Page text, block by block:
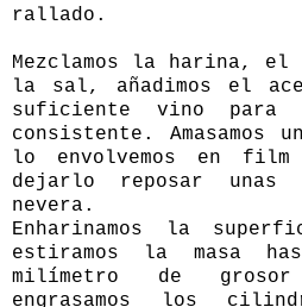
rallado.
Mezclamos la harina,
la sal, añadimos el
suficiente vino para
consistente. Amasamos
lo envolvemos en
dejarlo reposar
nevera.
Enharinamos la
estiramos la masa
milímetro de grosor
engrasamos los